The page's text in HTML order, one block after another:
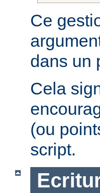
Ce
dans un
Cela
(ou
script.